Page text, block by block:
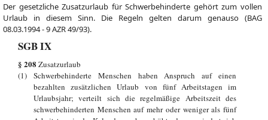
Der gesetzliche Zusatzurlaub für Schwerbehinderte gehört zum vollen
Urlaub in diesem Sinn. Die Regeln gelten darum genauso (BAG
08.03.1994 - 9 AZR 49/93).
SGB IX
§ 208 Zusatzurlaub
(1) Schwerbehinderte Menschen haben Anspruch auf einen
bezahlten zusätzlichen Urlaub von fünf Arbeitstagen im
Urlaubsjahr; verteilt sich die regelmäßige Arbeitszeit des
schwerbehinderten Menschen auf mehr oder weniger als fünf